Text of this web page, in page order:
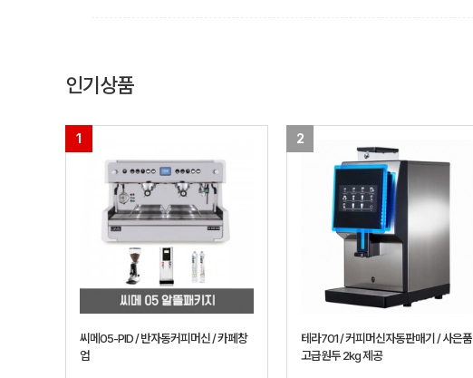
인기상품
1
씨메05-PID / 반자동커피머신 / 카페창
업
2
테라701 / 커피머신자동판매기 / 사은품
고급원두 2kg 제공